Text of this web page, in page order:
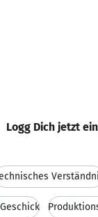
Logg Dich jetzt